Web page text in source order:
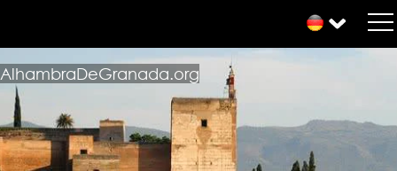
AlhambraDeGranada.org